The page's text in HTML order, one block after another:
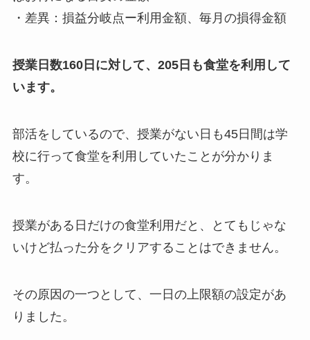
・差異：損益分岐点ー利用金額、毎月の損得金額
授業日数160日に対して、205日も食堂を利用して
います。
部活をしているので、授業がない日も45日間は学
校に行って食堂を利用していたことが分かりま
す。
授業がある日だけの食堂利用だと、とてもじゃな
いけど払った分をクリアすることはできません。
その原因の一つとして、一日の上限額の設定があ
りました。